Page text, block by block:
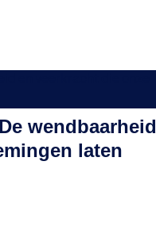
wendbaarheid
laten